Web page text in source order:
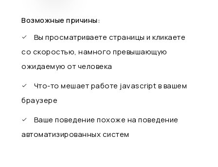
Возможные причины:
Вы просматриваете страницы и кликаете
со скоростью, намного превышающую
ожидаемую от человека
Что-то мешает работе javascript в вашем
браузере
Ваше поведение похоже на поведение
автоматизированных систем